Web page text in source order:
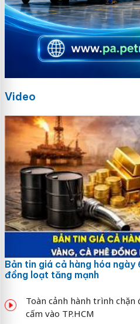
Video
Bản tin giá cả hàng hóa
đồng loạt tăng mạnh
Toàn cảnh hành trình
cấm vào TP.HCM